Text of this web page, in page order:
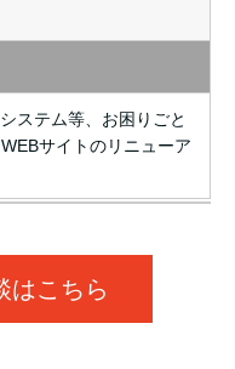
ステム等、お困りごと
サイトのリニューア
はこちら